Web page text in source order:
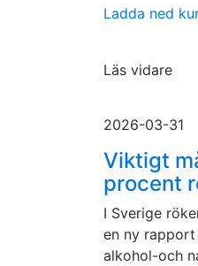
Ladda ned
Läs vidare
2026-03-31
Viktigt
procent
I Sverige
en ny
alkohol-och